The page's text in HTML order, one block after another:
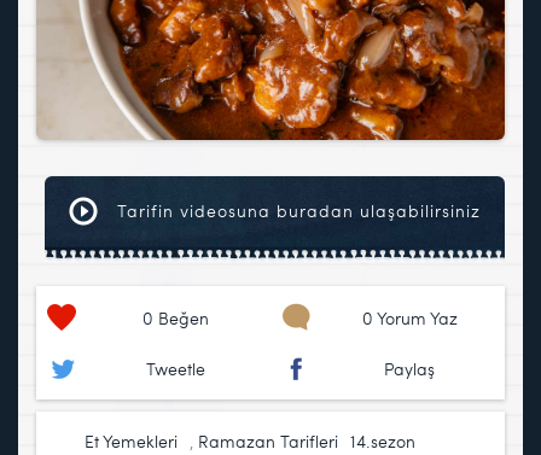
Tarifin videosuna buradan ulaşabilirsiniz
0 Beğen 0 Yorum Yaz
Tweetle Paylaş
Et Yemekleri , Ramazan Tarifleri 14.sezon